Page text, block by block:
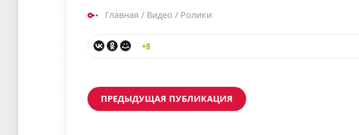
Главная / Видео / Ролики
+8
ПРЕДЫДУЩАЯ ПУБЛИКАЦИЯ